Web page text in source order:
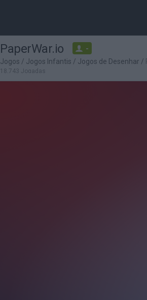
PaperWar.io -
Jogos / Jogos Infantis / Jogos de Desenhar /
18,743 Jogadas